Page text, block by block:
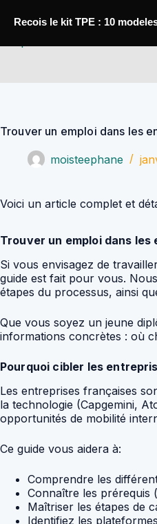
Trouver un emploi dans les
moisteephane
Voici un article complet et
Trouver un emploi dans
Si vous envisagez de
guide est fait pour vous.
étapes du processus, ainsi
Que vous soyez un jeune
informations concrètes : où
Pourquoi cibler les
Les entreprises françaises
la technologie (Capgemini,
opportunités de mobilité
Ce guide vous aidera à:
Comprendre les
Connaître les prérequis
Maîtriser les étapes de
Identifiez les
Recois le kit TPE : 10